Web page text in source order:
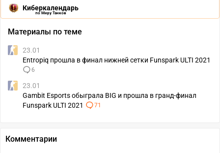
Киберкалендарь
по Миру Танков
Материалы по теме
23.01
Entropiq прошла в финал нижней сетки Funspark ULTI 2021
6
23.01
Gambit Esports обыграла BIG и прошла в гранд-финал
Funspark ULTI 2021
71
Комментарии